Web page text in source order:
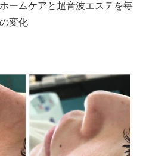
ームケアと超音波エステを毎
変化